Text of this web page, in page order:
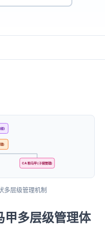
者)
)
CA 粉马甲 (子频管理)
多层级管理机制
甲多层级管理体